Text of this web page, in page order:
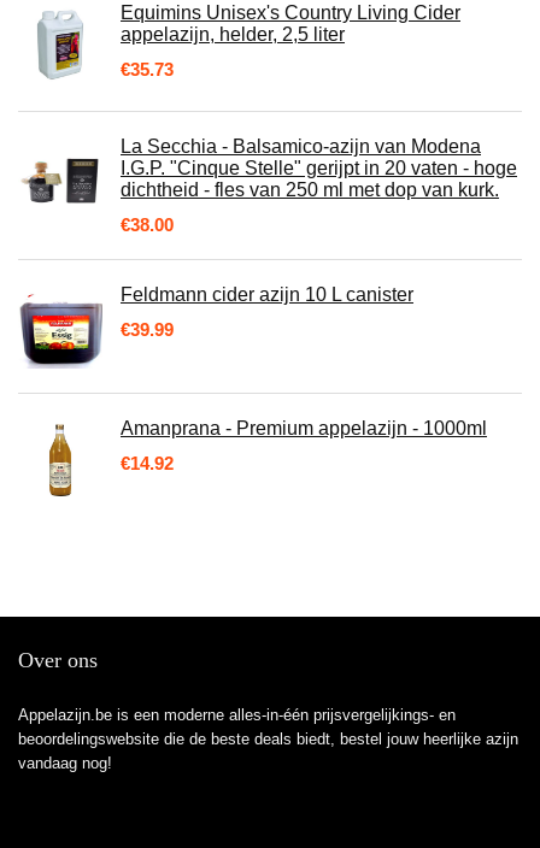
Equimins Unisex's Country Living Cider
appelazijn, helder, 2,5 liter
€35.73
La Secchia - Balsamico-azijn van Modena
I.G.P. "Cinque Stelle" gerijpt in 20 vaten - hoge
dichtheid - fles van 250 ml met dop van kurk.
€38.00
Feldmann cider azijn 10 L canister
€39.99
Amanprana - Premium appelazijn - 1000ml
€14.92
Over ons
Appelazijn.be is een moderne alles-in-één prijsvergelijkings- en
beoordelingswebsite die de beste deals biedt, bestel jouw heerlijke azijn
vandaag nog!